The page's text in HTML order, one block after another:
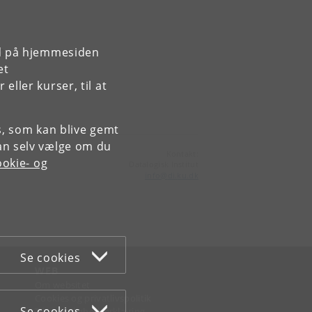
hjemmesiden
eller kurser, til at
som kan blive gemt
selv vælge om du
og
Se cookies
WEB